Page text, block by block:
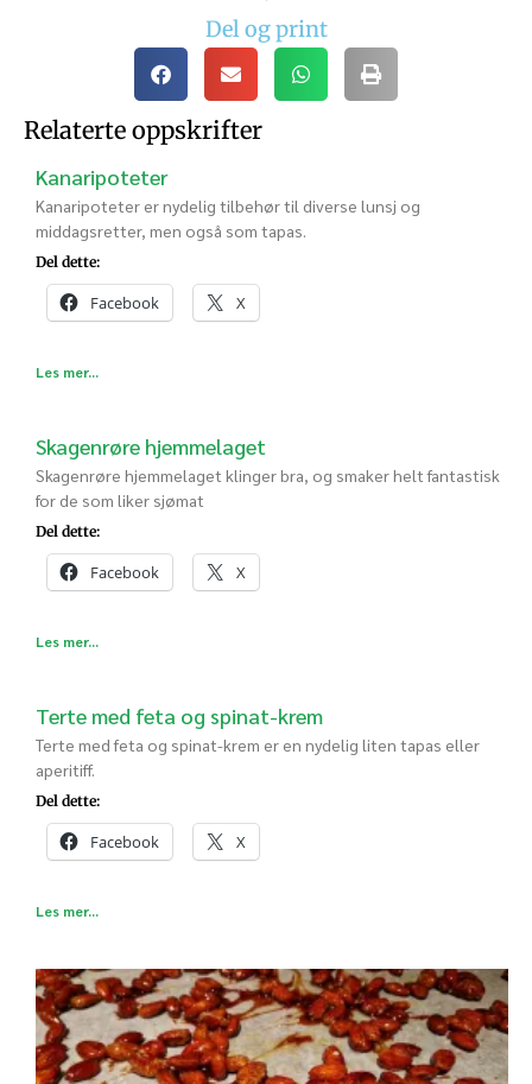
Del og print
Relaterte oppskrifter
Kanaripoteter
Kanaripoteter er nydelig tilbehør til diverse lunsj og
middagsretter, men også som tapas.
Del dette:
Facebook X
Les mer...
Skagenrøre hjemmelaget
Skagenrøre hjemmelaget klinger bra, og smaker helt fantastisk
for de som liker sjømat
Del dette:
Facebook X
Les mer...
Terte med feta og spinat-krem
Terte med feta og spinat-krem er en nydelig liten tapas eller
aperitiff.
Del dette:
Facebook X
Les mer...